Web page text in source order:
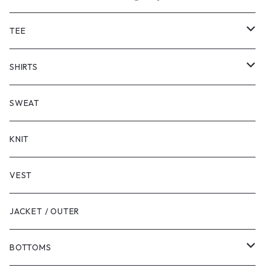
TEE
SHORT SLEEVE
LONG SLEEVE
SHIRTS
SHORT SLEEVE
LONG SLEEVE
SWEAT
KNIT
VEST
JACKET / OUTER
BOTTOMS